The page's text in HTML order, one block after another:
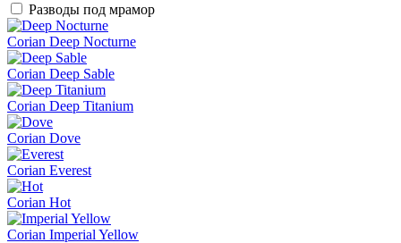
Разводы под мрамор
Corian Deep Nocturne
Corian Deep Sable
Corian Deep Titanium
Corian Dove
Corian Everest
Corian Hot
Corian Imperial Yellow